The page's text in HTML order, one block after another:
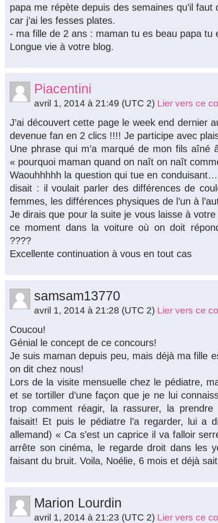
papa me répète depuis des semaines qu’il
car j’ai les fesses plates.
- ma fille de 2 ans : maman tu es beau papa tu
Longue vie à votre blog.
Piacentini
avril 1, 2014 à 21:49 (UTC 2) Lier vers ce
J’ai découvert cette page le week end dernier
devenue fan en 2 clics !!!! Je participe avec
Une phrase qui m’a marqué de mon fils aîné
« pourquoi maman quand on naît on naît
Waouhhhhh la question qui tue en conduisant…
disait : il voulait parler des différences de
femmes, les différences physiques de l’un à
Je dirais que pour la suite je vous laisse à
ce moment dans la voiture où on doit
????
Excellente continuation à vous en tout cas
samsam13770
avril 1, 2014 à 21:28 (UTC 2) Lier vers ce
Coucou!
Génial le concept de ce concours!
Je suis maman depuis peu, mais déjà ma fille
on dit chez nous!
Lors de la visite mensuelle chez le pédiatre,
et se tortiller d’une façon que je ne lui
trop comment réagir, la rassurer, la
faisait! Et puis le pédiatre l’a regarder, lui a
allemand) « Ca s’est un caprice il va falloir
arrête son cinéma, le regarde droit dans les
faisant du bruit. Voila, Noélie, 6 mois et déjà
Marion Lourdin
avril 1, 2014 à 21:23 (UTC 2) Lier vers ce